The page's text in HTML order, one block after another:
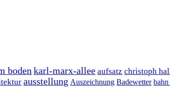
boden karl-marx-allee aufsatz christoph
ausstellung Auszeichnung Badewetter bahn